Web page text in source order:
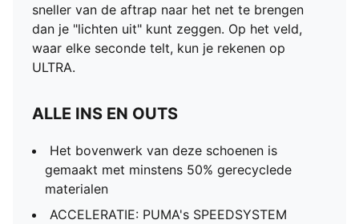
sneller van de aftrap naar het net te brengen
dan je "lichten uit" kunt zeggen. Op het veld,
waar elke seconde telt, kun je rekenen op
ULTRA.
ALLE INS EN OUTS
Het bovenwerk van deze schoenen is
gemaakt met minstens 50% gerecyclede
materialen
ACCELERATIE: PUMA's SPEEDSYSTEM